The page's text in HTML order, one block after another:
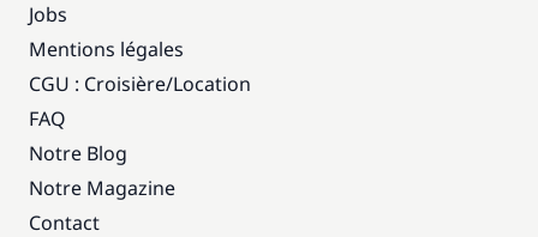
Jobs
Mentions légales
CGU : Croisière/Location
FAQ
Notre Blog
Notre Magazine
Contact